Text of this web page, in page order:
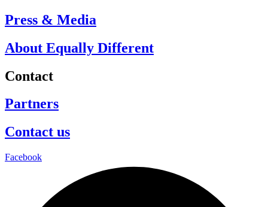
Press & Media
About Equally Different
Contact
Partners
Contact us
Facebook